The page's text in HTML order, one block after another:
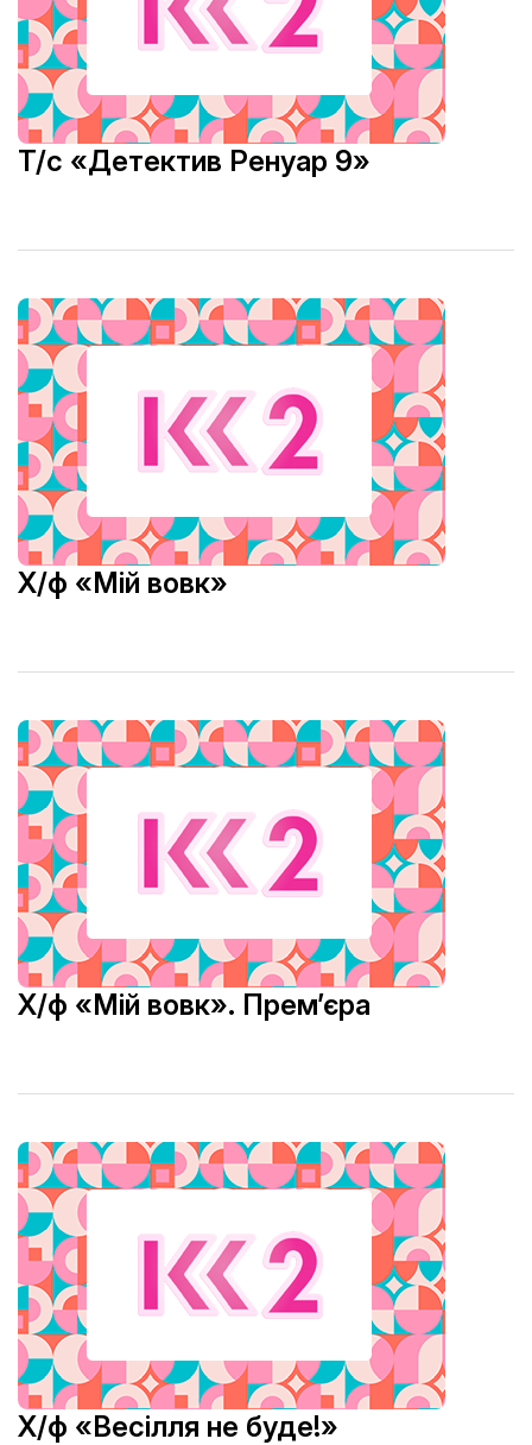
Т/с «Детектив Ренуар 9»
Х/ф «Мій вовк»
Х/ф «Мій вовк». Прем’єра
Х/ф «Весілля не буде!»